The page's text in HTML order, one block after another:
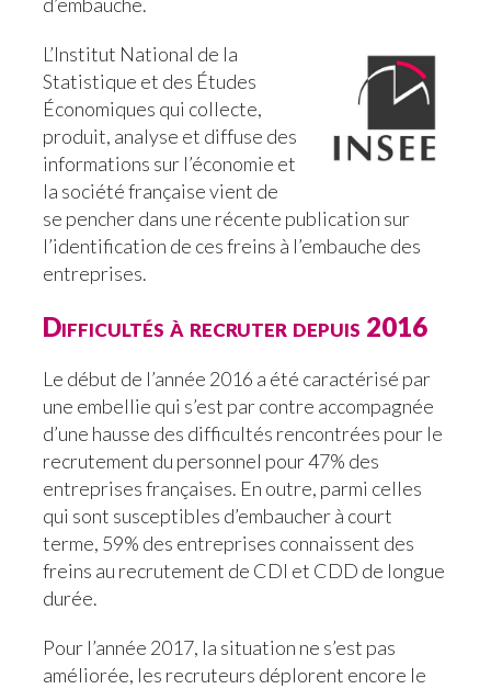
L’Institut National de la
Statistique et des Études
Économiques qui collecte,
produit, analyse et diffuse des
informations sur l’économie et
la société françaisevient de
se pencher dans une récente publication sur
l’identification de ces freins à l’embauche des
entreprises.
Difficultés à recruter depuis 2016
Le début de l’année 2016 a été caractérisé par
une embellie qui s’est par contre accompagnée
d’une hausse des difficultés rencontrées pour le
recrutement du personnel pour 47% des
entreprises françaises. En outre, parmi celles
qui sont susceptibles d’embaucher à court
terme, 59% des entreprises connaissent des
freins au recrutement de CDI et CDD de longue
durée.
Pour l’année 2017, la situation ne s’est pas
améliorée, les recruteurs déplorent encore le